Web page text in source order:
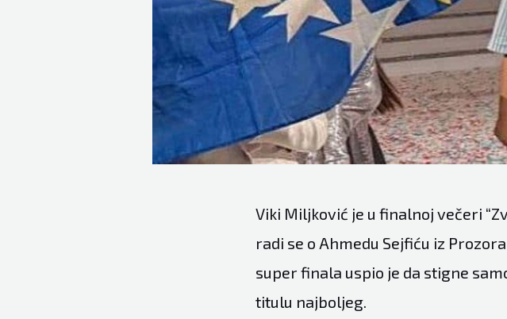
Viki Miljković je u finalnoj večeri
radi se o Ahmedu Sejfiću iz
super finala uspio je da stigne
titulu najboljeg.